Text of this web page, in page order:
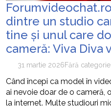
dintre un studio
tine și unul care
cameră: Viva Diva
31 martie 2026Fără categorie
Când începi ca model în
ai nevoie doar de o cameră,
la internet. Multe studiouri